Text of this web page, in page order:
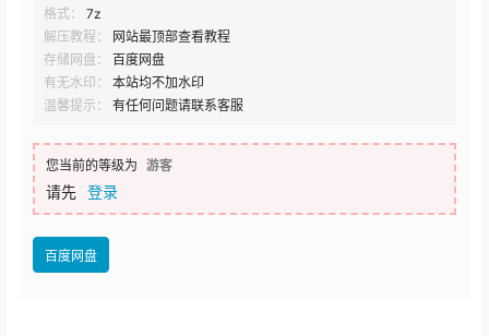
格式：
7z
解压教程：
网站最顶部查看教程
存储网盘：
百度网盘
有无水印：
本站均不加水印
温馨提示：
有任何问题请联系客服
您当前的等级为 游客
请先 登录
百度网盘